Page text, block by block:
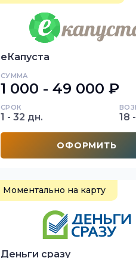
еКапуста
СУММА
1 000 - 49 000 ₽
СРОК
1 - 32 дн. 18
ОФОРМИТЬ
Моментально на карту
Деньги сразу